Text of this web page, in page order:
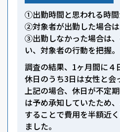
①出勤時間と思われる時
②対象者が出勤した場合
③出勤しなかった場合は
い、対象者の行動を把握。
調査の結果、1ヶ月間に４
休日のうち3日は女性と会
上記の場合、休日が不定
は予め承知していたため
することで費用を半額近
ました。